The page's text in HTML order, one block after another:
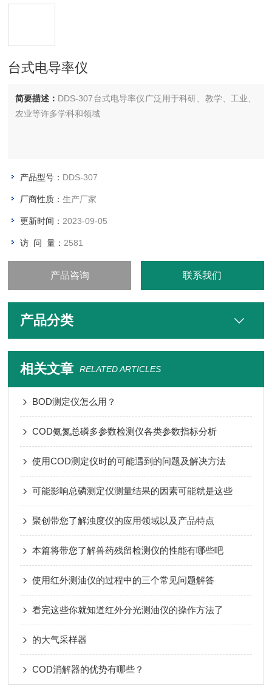
台式电导率仪
简要描述： DDS-307台式电导率仪广泛用于科研、教学、工业、
农业等许多学科和领域
产品型号： DDS-307
厂商性质：生产厂家
更新时间： 2023-09-05
访 问 量： 2581
产品咨询 联系我们
产品分类
相关文章 RELATED ARTICLES
BOD测定仪怎么用？
COD氨氮总磷多参数检测仪各类参数指标分析
使用COD测定仪时的可能遇到的问题及解决方法
可能影响总磷测定仪测量结果的因素可能就是这些
聚创带您了解浊度仪的应用领域以及产品特点
本篇将带您了解兽药残留检测仪的性能有哪些吧
使用红外测油仪的过程中的三个常见问题解答
看完这些你就知道红外分光测油仪的操作方法了
的大气采样器
COD消解器的优势有哪些？